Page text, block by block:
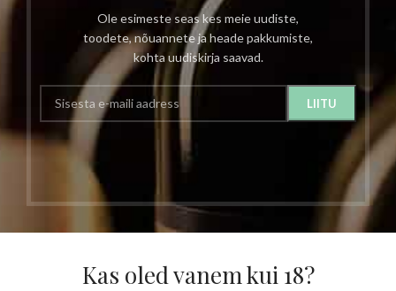
Ole esimeste seas kes meie uudiste,
toodete, nõuannete ja heade pakkumiste,
kohta uudiskirja saavad.
Kas oled vanem kui 18?